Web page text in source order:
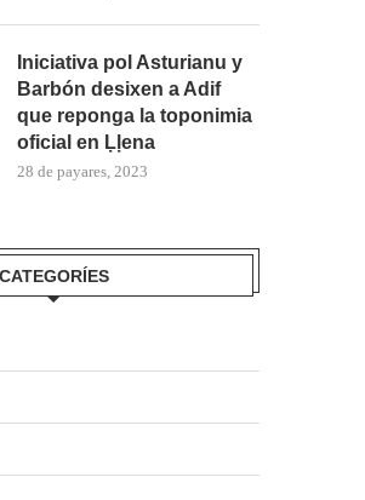
Iniciativa pol Asturianu y
Barbón desixen a Adif
que reponga la toponimia
oficial en Ḷḷena
28 de payares, 2023
CATEGORÍES